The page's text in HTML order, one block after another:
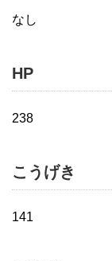
なし
HP
238
こうげき
141